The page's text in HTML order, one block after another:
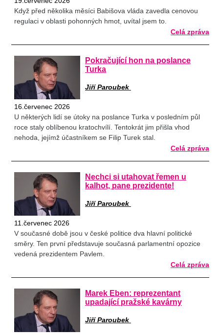
Když před několika měsíci Babišova vláda zavedla cenovou
regulaci v oblasti pohonných hmot, uvítal jsem to.
Celá zpráva
Pokračující hon na poslance
Turka
Jiří Paroubek
16.červenec 2026
U některých lidí se útoky na poslance Turka v posledním půl
roce staly oblíbenou kratochvílí. Tentokrát jim přišla vhod
nehoda, jejímž účastníkem se Filip Turek stal.
Celá zpráva
Nechci si utahovat řemen u
kalhot, pane prezidente!
Jiří Paroubek
11.červenec 2026
V současné době jsou v české politice dva hlavní politické
směry. Ten první představuje současná parlamentní opozice
vedená prezidentem Pavlem.
Celá zpráva
Marek Eben: reprezentant
upadající pražské kavárny
Jiří Paroubek